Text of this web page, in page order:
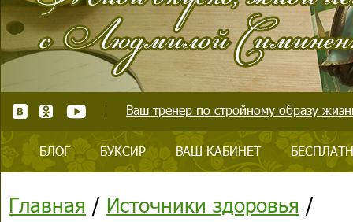
Ваш тренер по стройному образу
БЛОГ БУКСИР ВАШ КАБИНЕТ
Главная / Источники здоровья /